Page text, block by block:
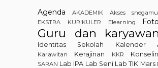
Agenda AKADEMIK Akses snegamu
EKSTRA KURIKULER Elearning Foto
Guru dan karyawan
Identitas Sekolah Kalender
Karawitan Kerajinan KKR
SARAN Lab IPA Lab Seni Lab TIK Mars